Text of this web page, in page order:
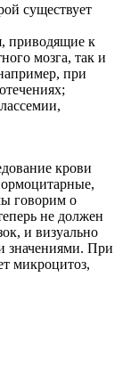
существует
приводящие к
мозга, так и
при
крови
говорим о
не должен
и визуально
значениями. При
микроцитоз,